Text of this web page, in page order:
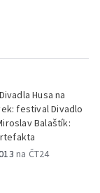
Husa na
festival Divadlo
Balaštík:
na ČT24